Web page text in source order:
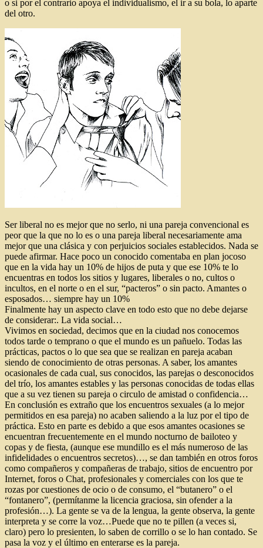
o si por el contrario apoya el individualismo, el ir a su bola, lo aparte
del otro.
Ser liberal no es mejor que no serlo, ni una pareja convencional es
peor que la que no lo es o una pareja liberal necesariamente ama
mejor que una clásica y con perjuicios sociales establecidos. Nada se
puede afirmar. Hace poco un conocido comentaba en plan jocoso
que en la vida hay un 10% de hijos de puta y que ese 10% te lo
encuentras en todos los sitios y lugares, liberales o no, cultos o
incultos, en el norte o en el sur, “pacteros” o sin pacto. Amantes o
esposados… siempre hay un 10%
Finalmente hay un aspecto clave en todo esto que no debe dejarse
de considerar:. La vida social…
Vivimos en sociedad, decimos que en la ciudad nos conocemos
todos tarde o temprano o que el mundo es un pañuelo. Todas las
prácticas, pactos o lo que sea que se realizan en pareja acaban
siendo de conocimiento de otras personas. A saber, los amantes
ocasionales de cada cual, sus conocidos, las parejas o desconocidos
del trío, los amantes estables y las personas conocidas de todas ellas
que a su vez tienen su pareja o circulo de amistad o confidencia…
En conclusión es extraño que los encuentros sexuales (a lo mejor
permitidos en esa pareja) no acaben saliendo a la luz por el tipo de
práctica. Esto en parte es debido a que esos amantes ocasiones se
encuentran frecuentemente en el mundo nocturno de bailoteo y
copas y de fiesta, (aunque ese mundillo es el más numeroso de las
infidelidades o encuentros secretos)…, se dan también en otros foros
como compañeros y compañeras de trabajo, sitios de encuentro por
Internet, foros o Chat, profesionales y comerciales con los que te
rozas por cuestiones de ocio o de consumo, el “butanero” o el
“fontanero”, (permítanme la licencia graciosa, sin ofender a la
profesión…). La gente se va de la lengua, la gente observa, la gente
interpreta y se corre la voz…Puede que no te pillen (a veces si,
claro) pero lo presienten, lo saben de corrillo o se lo han contado. Se
pasa la voz y el último en enterarse es la pareja.